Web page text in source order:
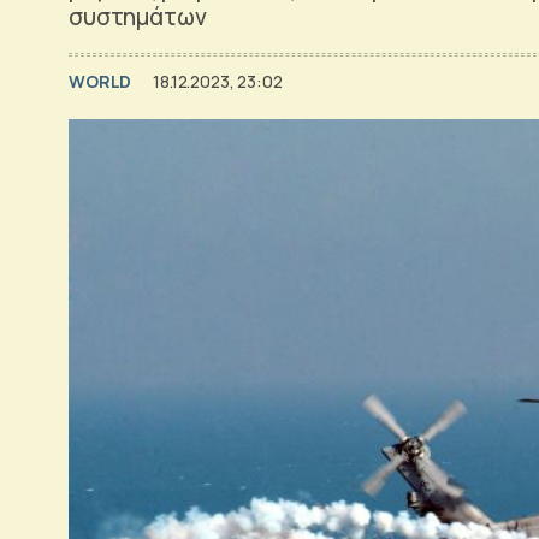
συστημάτων
WORLD 18.12.2023, 23:02